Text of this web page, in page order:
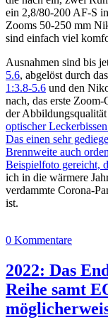
ein 2,8/80-200 AF-S
Zooms 50-250 mm
sind einfach viel
Ausnahmen sind bis
5.6, abgelöst durch das
1:3.8-5.6 und den
nach, das erste
der
optischer
Das einen sehr
Brennweite auch
Beispielfoto gereicht,
ich in die wärmere
verdammte Corona-
ist.
0 Kommentare
2022: Das
Reihe samt